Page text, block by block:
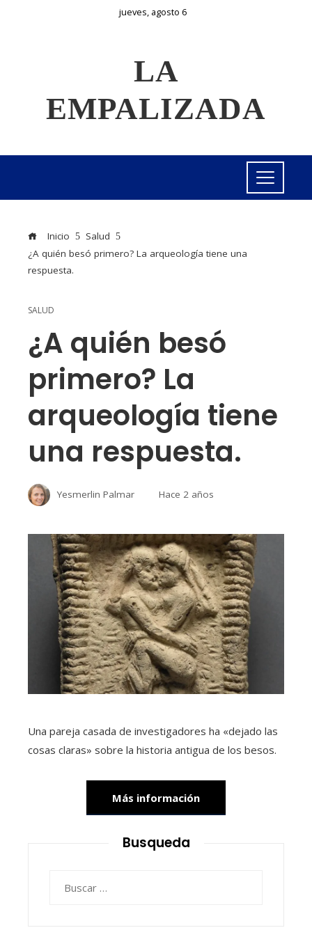
jueves, agosto 6
LA
EMPALIZADA
Inicio
Salud
¿A quién besó primero? La arqueología tiene una
respuesta.
SALUD
¿A quién besó
primero? La
arqueología tiene
una respuesta.
Yesmerlin Palmar Hace 2 años
Una pareja casada de investigadores ha «dejado las
cosas claras» sobre la historia antigua de los besos.
Más información
Busqueda